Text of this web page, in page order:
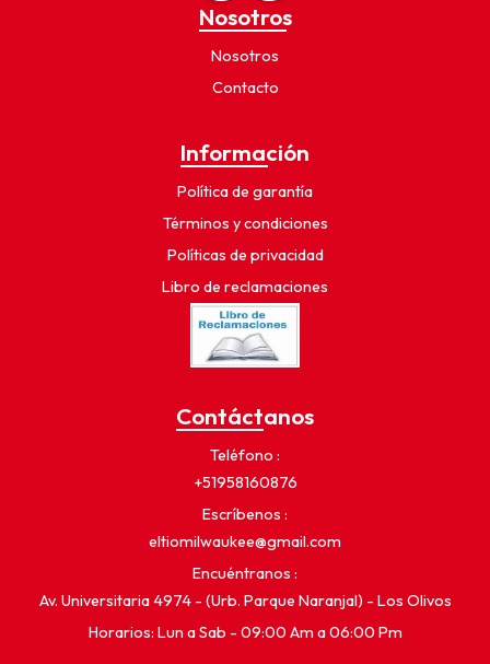
Nosotros
Nosotros
Contacto
Información
Política de garantía
Términos y condiciones
Políticas de privacidad
Libro de reclamaciones
Contáctanos
Teléfono
+51958160876
Escríbenos
eltiomilwaukee@gmail.com
Encuéntranos
Av. Universitaria 4974 - (Urb. Parque Naranjal) - Los Olivos
Horarios: Lun a Sab - 09:00 Am a 06:00 Pm